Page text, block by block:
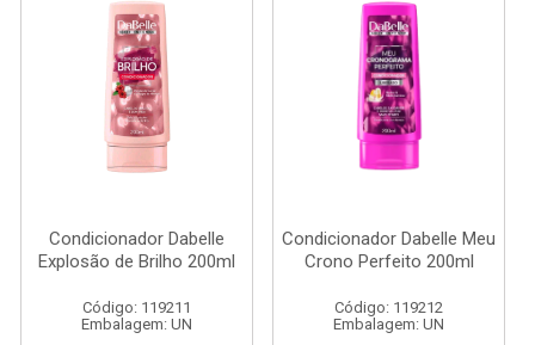
Condicionador Dabelle
Explosão de Brilho 200ml
Código: 119211
Embalagem: UN
Condicionador Dabelle Meu
Crono Perfeito 200ml
Código: 119212
Embalagem: UN